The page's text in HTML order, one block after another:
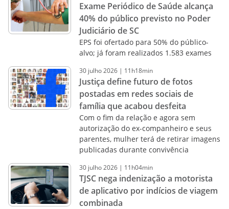
Exame Periódico de Saúde alcança
40% do público previsto no Poder
Judiciário de SC
EPS foi ofertado para 50% do público-
alvo; já foram realizados 1.583 exames
30 julho2026 | 11h18min
Justiça define futuro de fotos
postadas em redes sociais de
família que acabou desfeita
Com o fim da relação e agora sem
autorização do ex-companheiro e seus
parentes, mulher terá de retirar imagens
publicadas durante convivência
30 julho2026 | 11h04min
TJSC nega indenização a motorista
de aplicativo por indícios de viagem
combinada